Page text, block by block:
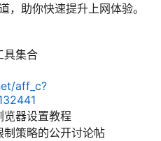
，助你快速提升上网体验。
具集合
aff_c?
览器设置教程
策略的公开讨论帖